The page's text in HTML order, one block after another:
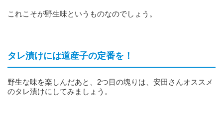
これこそが野生味というものなのでしょう。
タレ漬けには道産子の定番を！
野生な味を楽しんだあと、2つ目の塊りは、安田さんオススメ
のタレ漬けにしてみましょう。